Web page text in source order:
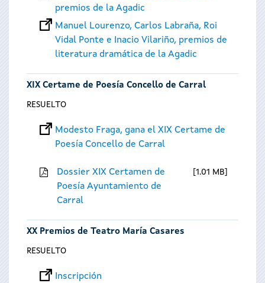
premios de la Agadic
Manuel Lourenzo, Carlos Labraña, Roi
Vidal Ponte e Inacio Vilariño, premios de
literatura dramática de la Agadic
XIX Certame de Poesía Concello de Carral
RESUELTO
Modesto Fraga, gana el XIX Certame de
Poesía Concello de Carral
Dossier XIX Certamen de
Poesía Ayuntamiento de
Carral
1.01 MB
XX Premios de Teatro María Casares
RESUELTO
Inscripción